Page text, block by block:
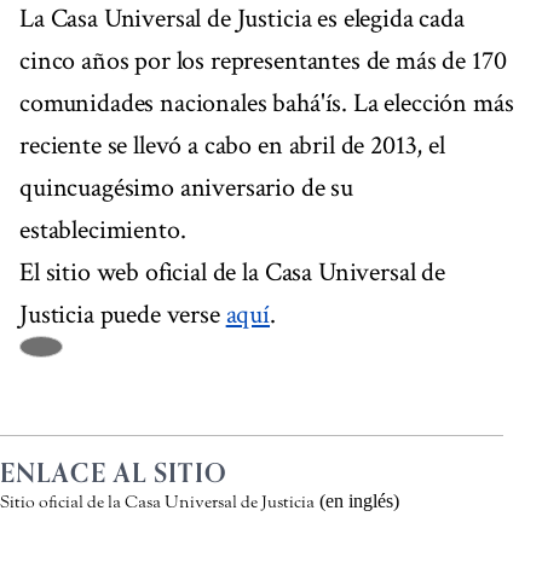
La Casa Universal de Justicia es elegida cada
cinco años por los representantes de más de 170
comunidades nacionales bahá'ís. La elección más
reciente se llevó a cabo en abril de 2013, el
quincuagésimo aniversario de su
establecimiento.
El sitio web oficial de la Casa Universal de
Justicia puede verse aquí.
ENLACE AL SITIO
Sitio oficial de la Casa Universal de Justicia (en inglés)